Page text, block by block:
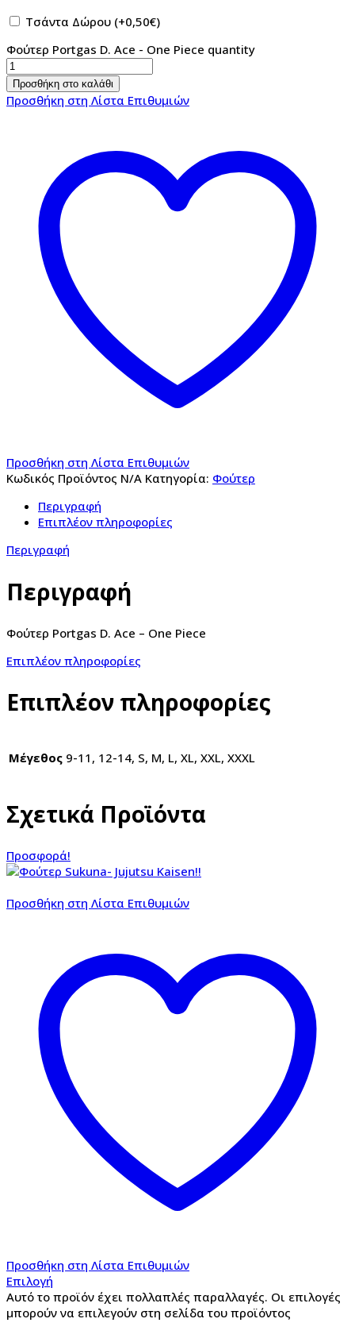
Τσάντα Δώρου (+0,50€)
Φούτερ Portgas D. Ace - One Piece quantity
Προσθήκη στο καλάθι
Προσθήκη στη Λίστα Επιθυμιών
Προσθήκη στη Λίστα Επιθυμιών
Κωδικός Προϊόντος N/A Κατηγορία: Φούτερ
Περιγραφή
Επιπλέον πληροφορίες
Περιγραφή
Περιγραφή
Φούτερ Portgas D. Ace – One Piece
Επιπλέον πληροφορίες
Επιπλέον πληροφορίες
Μέγεθος 9-11, 12-14, S, M, L, XL, XXL, XXXL
Σχετικά Προϊόντα
Προσφορά!
Προσθήκη στη Λίστα Επιθυμιών
Προσθήκη στη Λίστα Επιθυμιών
Επιλογή
Αυτό το προϊόν έχει πολλαπλές παραλλαγές. Οι επιλογές
μπορούν να επιλεγούν στη σελίδα του προϊόντος